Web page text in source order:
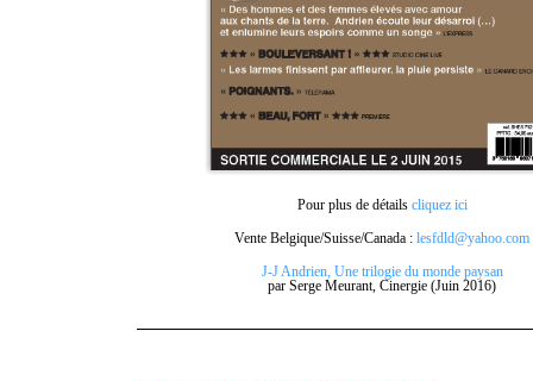
Pour plus de détails cliquez ici
Vente Belgique/Suisse/Canada : lesfdld@yahoo.com
J-J Andrien, Une trilogie du monde paysan
par Serge Meurant, Cinergie (Juin 2016)